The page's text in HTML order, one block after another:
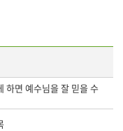
하면 예수님을 잘 믿을 수